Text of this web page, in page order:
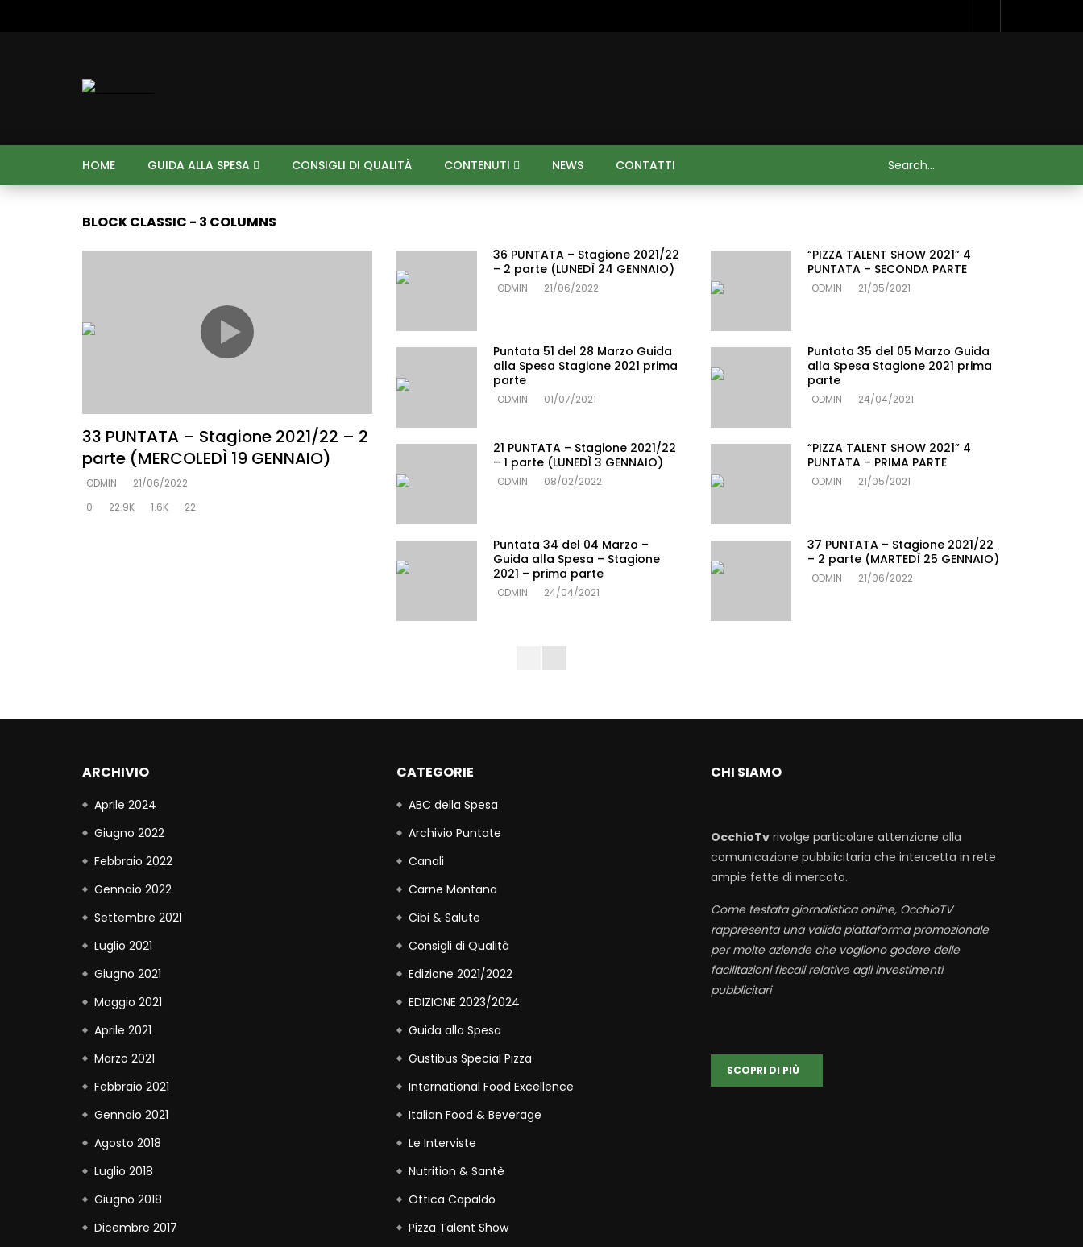
HOME GUIDA ALLA SPESA CONSIGLI DI QUALITÀ CONTENUTI NEWS CONTATTI
BLOCK CLASSIC - 3 COLUMNS
33 PUNTATA – Stagione 2021/22 – 2
parte (MERCOLEDÌ 19 GENNAIO)
ODMIN
21/06/2022
0
22.9K 1.6K 22
36 PUNTATA – Stagione 2021/22
– 2 parte (LUNEDÌ 24 GENNAIO)
ODMIN 21/06/2022
“PIZZA TALENT SHOW 2021” 4
PUNTATA – SECONDA PARTE
ODMIN 21/05/2021
Puntata 51 del 28 Marzo Guida
alla Spesa Stagione 2021 prima
parte
ODMIN 01/07/2021
Puntata 35 del 05 Marzo Guida
alla Spesa Stagione 2021 prima
parte
ODMIN 24/04/2021
21 PUNTATA – Stagione 2021/22
– 1 parte (LUNEDÌ 3 GENNAIO)
ODMIN 08/02/2022
“PIZZA TALENT SHOW 2021” 4
PUNTATA – PRIMA PARTE
ODMIN 21/05/2021
Puntata 34 del 04 Marzo –
Guida alla Spesa – Stagione
2021 – prima parte
ODMIN 24/04/2021
37 PUNTATA – Stagione 2021/22
– 2 parte (MARTEDÌ 25 GENNAIO)
ODMIN 21/06/2022
ARCHIVIO
Aprile 2024
Giugno 2022
Febbraio 2022
Gennaio 2022
Settembre 2021
Luglio 2021
Giugno 2021
Maggio 2021
Aprile 2021
Marzo 2021
Febbraio 2021
Gennaio 2021
Agosto 2018
Luglio 2018
Giugno 2018
Dicembre 2017
CATEGORIE
ABC della Spesa
Archivio Puntate
Canali
Carne Montana
Cibi & Salute
Consigli di Qualità
Edizione 2021/2022
EDIZIONE 2023/2024
Guida alla Spesa
Gustibus Special Pizza
International Food Excellence
Italian Food & Beverage
Le Interviste
Nutrition & Santè
Ottica Capaldo
Pizza Talent Show
CHI SIAMO
OcchioTv rivolge particolare attenzione alla
comunicazione pubblicitaria che intercetta in rete
ampie fette di mercato.
Come testata giornalistica online, OcchioTV
rappresenta una valida piattaforma promozionale
per molte aziende che vogliono godere delle
facilitazioni fiscali relative agli investimenti
pubblicitari
SCOPRI DI PIÙ